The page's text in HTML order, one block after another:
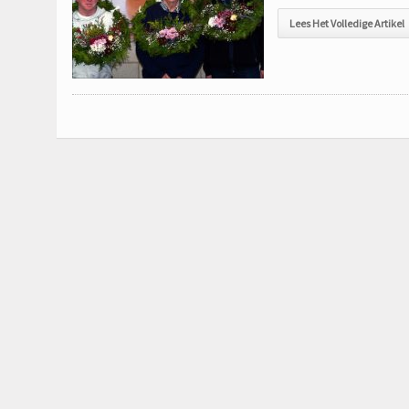
Lees Het Volledige Artikel